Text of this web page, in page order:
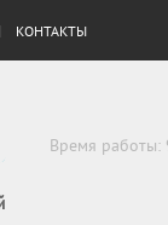
КОНТАКТЫ
Время работы: